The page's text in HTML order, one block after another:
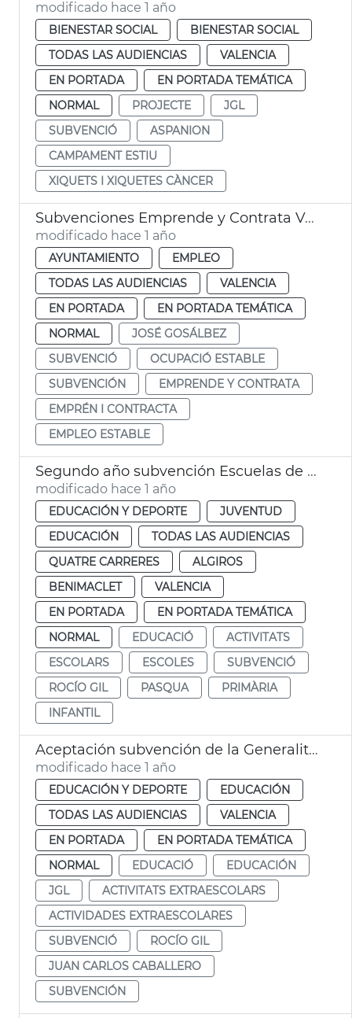
modificado hace 1 año
BIENESTAR SOCIAL
BIENESTAR SOCIAL
TODAS LAS AUDIENCIAS
VALENCIA
EN PORTADA
EN PORTADA TEMÁTICA
NORMAL
PROJECTE
JGL
SUBVENCIÓ
ASPANION
CAMPAMENT ESTIU
XIQUETS I XIQUETES CÀNCER
Subvenciones Emprende y Contrata València
modificado hace 1 año
AYUNTAMIENTO
EMPLEO
TODAS LAS AUDIENCIAS
VALENCIA
EN PORTADA
EN PORTADA TEMÁTICA
NORMAL
JOSÉ GOSÁLBEZ
SUBVENCIÓ
OCUPACIÓ ESTABLE
SUBVENCIÓN
EMPRENDE Y CONTRATA
EMPRÉN I CONTRACTA
EMPLEO ESTABLE
Segundo año subvención Escuelas de Pascua 2025
modificado hace 1 año
EDUCACIÓN Y DEPORTE
JUVENTUD
EDUCACIÓN
TODAS LAS AUDIENCIAS
QUATRE CARRERES
ALGIROS
BENIMACLET
VALENCIA
EN PORTADA
EN PORTADA TEMÁTICA
NORMAL
EDUCACIÓ
ACTIVITATS
ESCOLARS
ESCOLES
SUBVENCIÓ
ROCÍO GIL
PASQUA
PRIMÀRIA
INFANTIL
Aceptación subvención de la Generalitat para actividades extraescolares
modificado hace 1 año
EDUCACIÓN Y DEPORTE
EDUCACIÓN
TODAS LAS AUDIENCIAS
VALENCIA
EN PORTADA
EN PORTADA TEMÁTICA
NORMAL
EDUCACIÓ
EDUCACIÓN
JGL
ACTIVITATS EXTRAESCOLARS
ACTIVIDADES EXTRAESCOLARES
SUBVENCIÓ
ROCÍO GIL
JUAN CARLOS CABALLERO
SUBVENCIÓN